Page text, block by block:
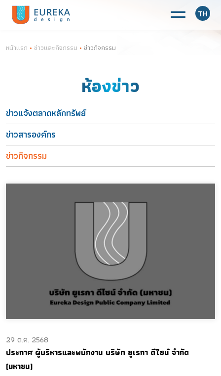
TH
หน้าแรก • ข่าวและกิจกรรม • ข่าวกิจกรรม
ห้องข่าว
ข่าวแจ้งตลาดหลักทรัพย์
ข่าวสารองค์กร
ข่าวกิจกรรม
29 ต.ค. 2568
ประกาศ ผู้บริหารและพนักงาน บริษัท ยูเรกา ดีไซน์ จำกัด
(มหาชน)